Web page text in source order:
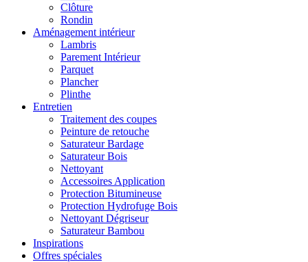
Clôture
Rondin
Aménagement intérieur
Lambris
Parement Intérieur
Parquet
Plancher
Plinthe
Entretien
Traitement des coupes
Peinture de retouche
Saturateur Bardage
Saturateur Bois
Nettoyant
Accessoires Application
Protection Bitumineuse
Protection Hydrofuge Bois
Nettoyant Dégriseur
Saturateur Bambou
Inspirations
Offres spéciales